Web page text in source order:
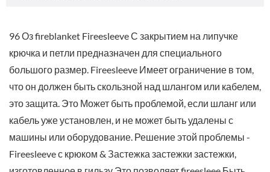
96 Оз fireblanket Fireesleeve С закрытием на липучке
крючка и петли предназначен для специального
большого размер. Fireesleeve Имеет ограничение в том,
что он должен быть скользной над шлангом или кабелем,
это защита. Это Может быть проблемой, если шланг или
кабель уже установлен, и не может быть удалены с
машины или оборудование. Решение этой проблемы -
Fireesleeve с крюком & Застежка застежки застежки,